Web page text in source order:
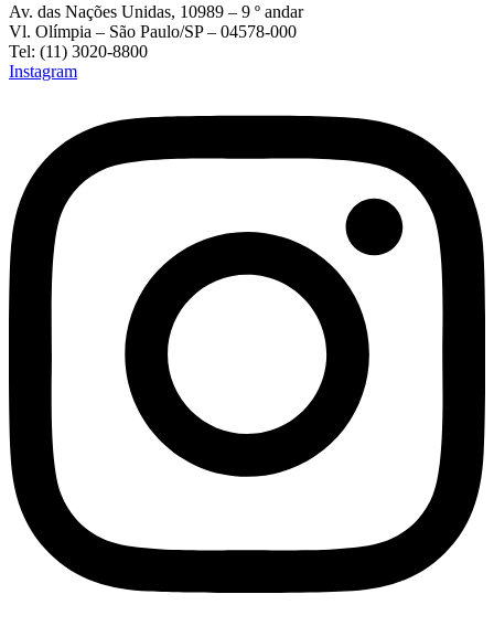
Av. das Nações Unidas, 10989 – 9 º andar
Vl. Olímpia – São Paulo/SP – 04578-000
Tel: (11) 3020-8800
Instagram